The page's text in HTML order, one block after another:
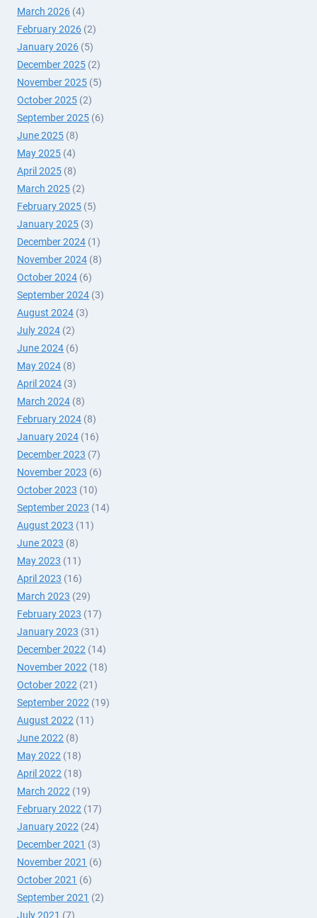
March 2026 (4)
February 2026 (2)
January 2026 (5)
December 2025 (2)
November 2025 (5)
October 2025 (2)
September 2025 (6)
June 2025 (8)
May 2025 (4)
April 2025 (8)
March 2025 (2)
February 2025 (5)
January 2025 (3)
December 2024 (1)
November 2024 (8)
October 2024 (6)
September 2024 (3)
August 2024 (3)
July 2024 (2)
June 2024 (6)
May 2024 (8)
April 2024 (3)
March 2024 (8)
February 2024 (8)
January 2024 (16)
December 2023 (7)
November 2023 (6)
October 2023 (10)
September 2023 (14)
August 2023 (11)
June 2023 (8)
May 2023 (11)
April 2023 (16)
March 2023 (29)
February 2023 (17)
January 2023 (31)
December 2022 (14)
November 2022 (18)
October 2022 (21)
September 2022 (19)
August 2022 (11)
June 2022 (8)
May 2022 (18)
April 2022 (18)
March 2022 (19)
February 2022 (17)
January 2022 (24)
December 2021 (3)
November 2021 (6)
October 2021 (6)
September 2021 (2)
July 2021 (7)